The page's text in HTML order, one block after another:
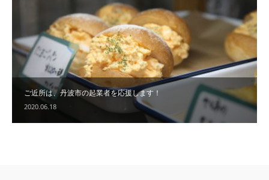
ご近所は、丹波市の起業者を応援します！
2020.06.18